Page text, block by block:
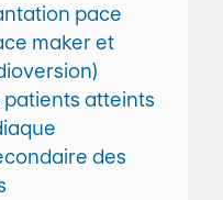
pace
maker et
patients atteints
des